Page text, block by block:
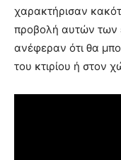
χαρακτήρισαν
προβολή αυτών των
ανέφεραν ότι θα
του κτιρίου ή στον